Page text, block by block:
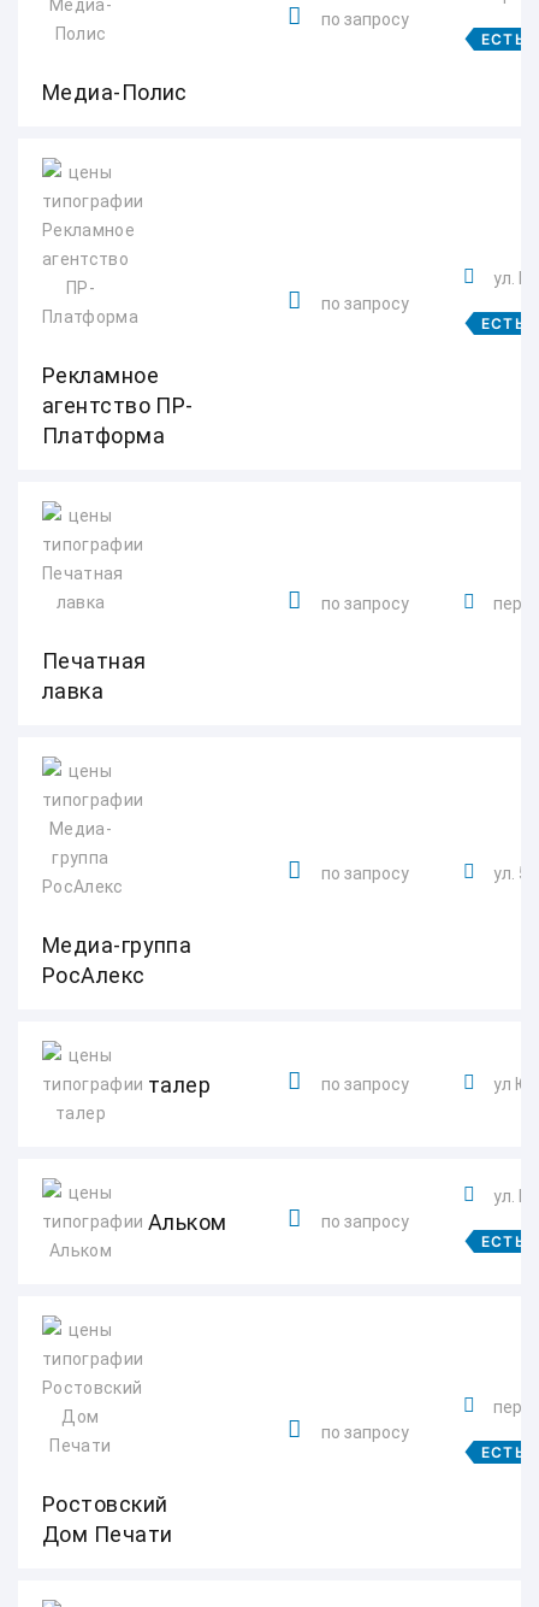
Медиа-Полис
по запросу
ЕСТЬ
Рекламное
агентство ПР-
Платформа
по запросу
ул.
ЕСТЬ
Печатная
лавка
по запросу пер.
Медиа-группа
РосАлекс
по запросу ул.
талер по запросу ул
Альком по запросу
ул.
ЕСТЬ
Ростовский
Дом Печати
по запросу
пер.
ЕСТЬ